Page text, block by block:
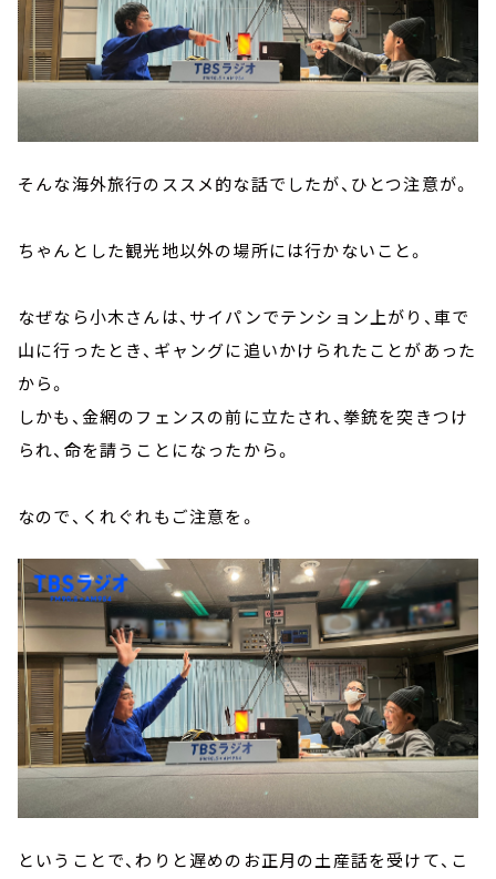
そんな海外旅行のススメ的な話でしたが、ひとつ注意が。
ちゃんとした観光地以外の場所には行かないこと。
なぜなら小木さんは、サイパンでテンション上がり、車で
山に行ったとき、ギャングに追いかけられたことがあった
から。
しかも、金網のフェンスの前に立たされ、拳銃を突きつけ
られ、命を請うことになったから。
なので、くれぐれもご注意を。
ということで、わりと遅めのお正月の土産話を受けて、こ